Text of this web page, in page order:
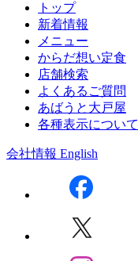
トップ
新着情報
メニュー
からだ想い定食
店舗検索
よくあるご質問
あばうと大戸屋
各種表示について
会社情報 English